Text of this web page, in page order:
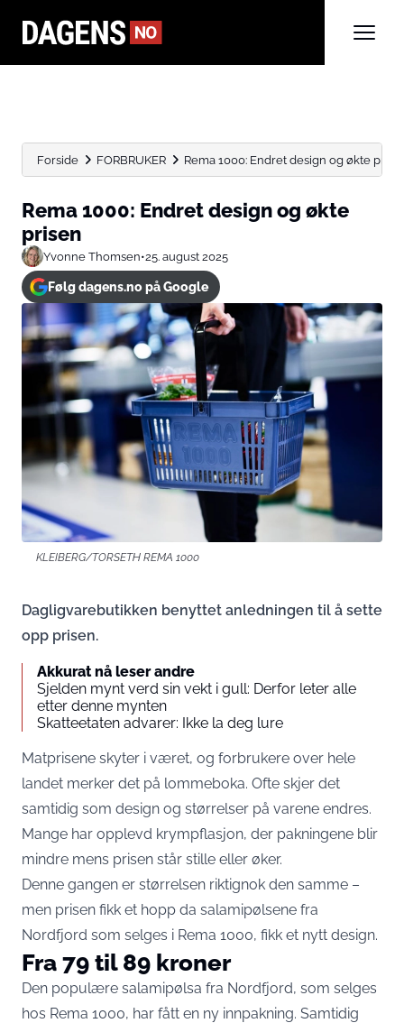
Forside FORBRUKER Rema 1000: Endret design og økte
Rema 1000: Endret design og økte
prisen
Yvonne Thomsen•25. august 2025
Følg dagens.no på Google
KLEIBERG/TORSETH REMA 1000
Dagligvarebutikken benyttet anledningen til å sette
opp prisen.
Akkurat nå leser andre
Sjelden mynt verd sin vekt i gull: Derfor leter alle
etter denne mynten
Skatteetaten advarer: Ikke la deg lure
Matprisene skyter i været, og forbrukere over hele
landet merker det på lommeboka. Ofte skjer det
samtidig som design og størrelser på varene endres.
Mange har opplevd krympflasjon, der pakningene blir
mindre mens prisen står stille eller øker.
Denne gangen er størrelsen riktignok den samme –
men prisen fikk et hopp da salamipølsene fra
Nordfjord som selges i Rema 1000, fikk et nytt design.
Fra 79 til 89 kroner
Den populære salamipølsa fra Nordfjord, som selges
hos Rema 1000, har fått en ny innpakning. Samtidig